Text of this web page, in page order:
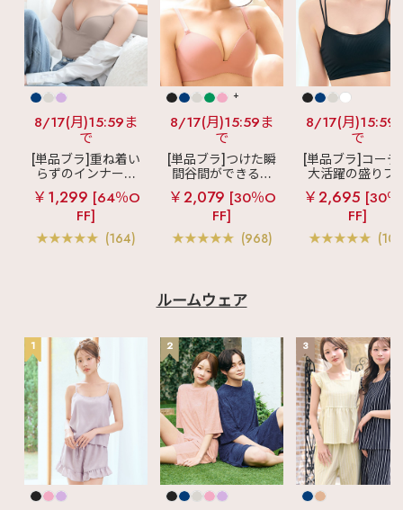
8/17(月)15:59ま
で
[単品ブラ]重ね着い
らずのインナーブ
ラ
リッチバスト
ブラトップ (ワイヤ
ー入り)
￥1,299 [64％O
FF]
(164)
+
8/17(月)15:59ま
で
[単品ブラ]つけた瞬
間谷間ができるシ
ームレスブラ
超
盛ブラ(R) シームレ
ス 単品ブラジャー
￥2,079 [30％O
FF]
(968)
8/17(月)15:59
で
[単品ブラ]コーデ
大活躍の盛りブ
ショートレン
ス ブラトップ 超
ブラ(R) 単品ブ
ャー
￥2,695 [30
FF]
ルームウェア
1 2 3